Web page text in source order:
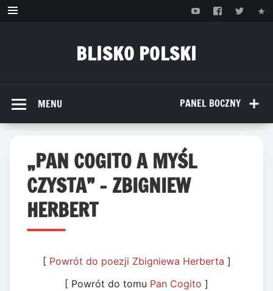
Przejdź
BLISKO POLSKI
PANEL BOCZNY
MENU
„PAN COGITO A MYŚL
CZYSTA” – ZBIGNIEW
HERBERT
[ Powrót do poezji Zbigniewa Herberta ]
[ Powrót do tomu Pan Cogito ]